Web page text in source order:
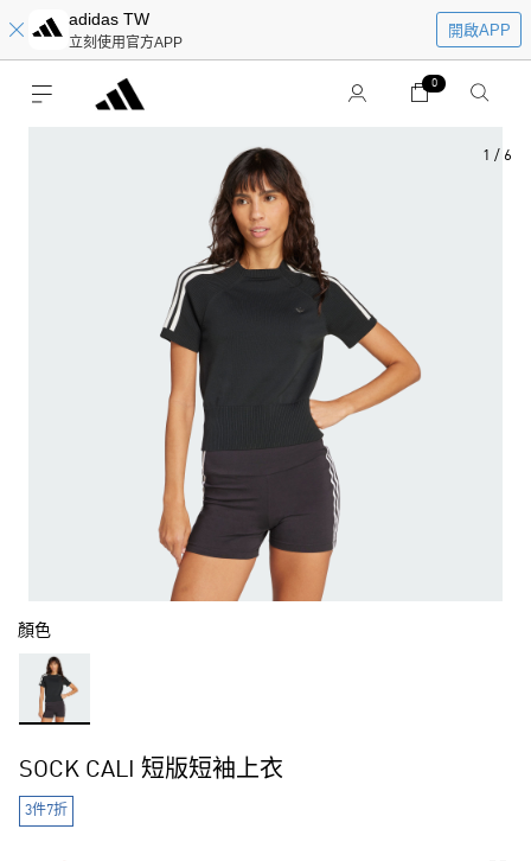
adidas TW
立刻使用官方APP
開啟APP
0
1 / 6
顏色
SOCK CALI 短版短袖上衣
3件7折